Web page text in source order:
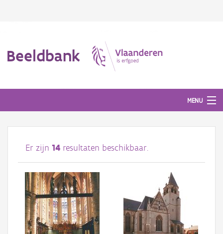
Beeldbank
MENU
Afbeeldingen
#BeeldIndeKijker
Hergebruik
Over ons
Aanmelden
Er zijn 14 resultaten beschikbaar.